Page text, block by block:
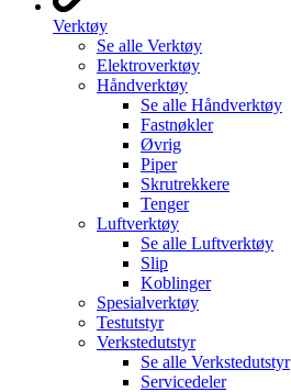
Verktøy
Se alle Verktøy
Elektroverktøy
Håndverktøy
Se alle Håndverktøy
Fastnøkler
Øvrig
Piper
Skrutrekkere
Tenger
Luftverktøy
Se alle Luftverktøy
Slip
Koblinger
Spesialverktøy
Testutstyr
Verkstedutstyr
Se alle Verkstedutstyr
Servicedeler